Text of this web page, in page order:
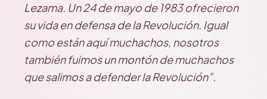
Lezama. Un 24 de mayo de 1983 ofrecieron
su vida en defensa de la Revolución. Igual
como están aquí muchachos, nosotros
también fuimos un montón de muchachos
que salimos a defender la Revolución”.